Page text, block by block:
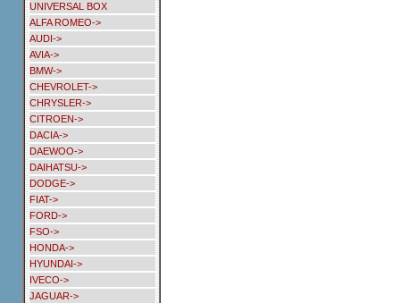
UNIVERSAL BOX
ALFA ROMEO->
AUDI->
AVIA->
BMW->
CHEVROLET->
CHRYSLER->
CITROEN->
DACIA->
DAEWOO->
DAIHATSU->
DODGE->
FIAT->
FORD->
FSO->
HONDA->
HYUNDAI->
IVECO->
JAGUAR->